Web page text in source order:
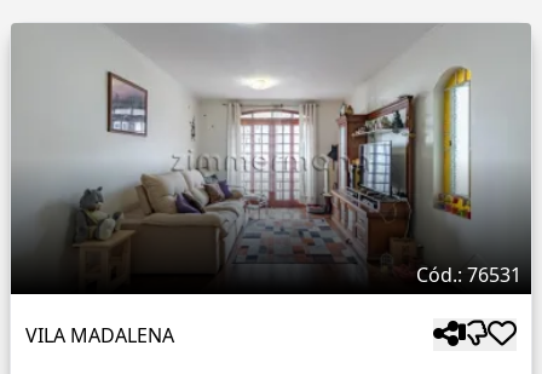
Cód.: 76531
VILA MADALENA